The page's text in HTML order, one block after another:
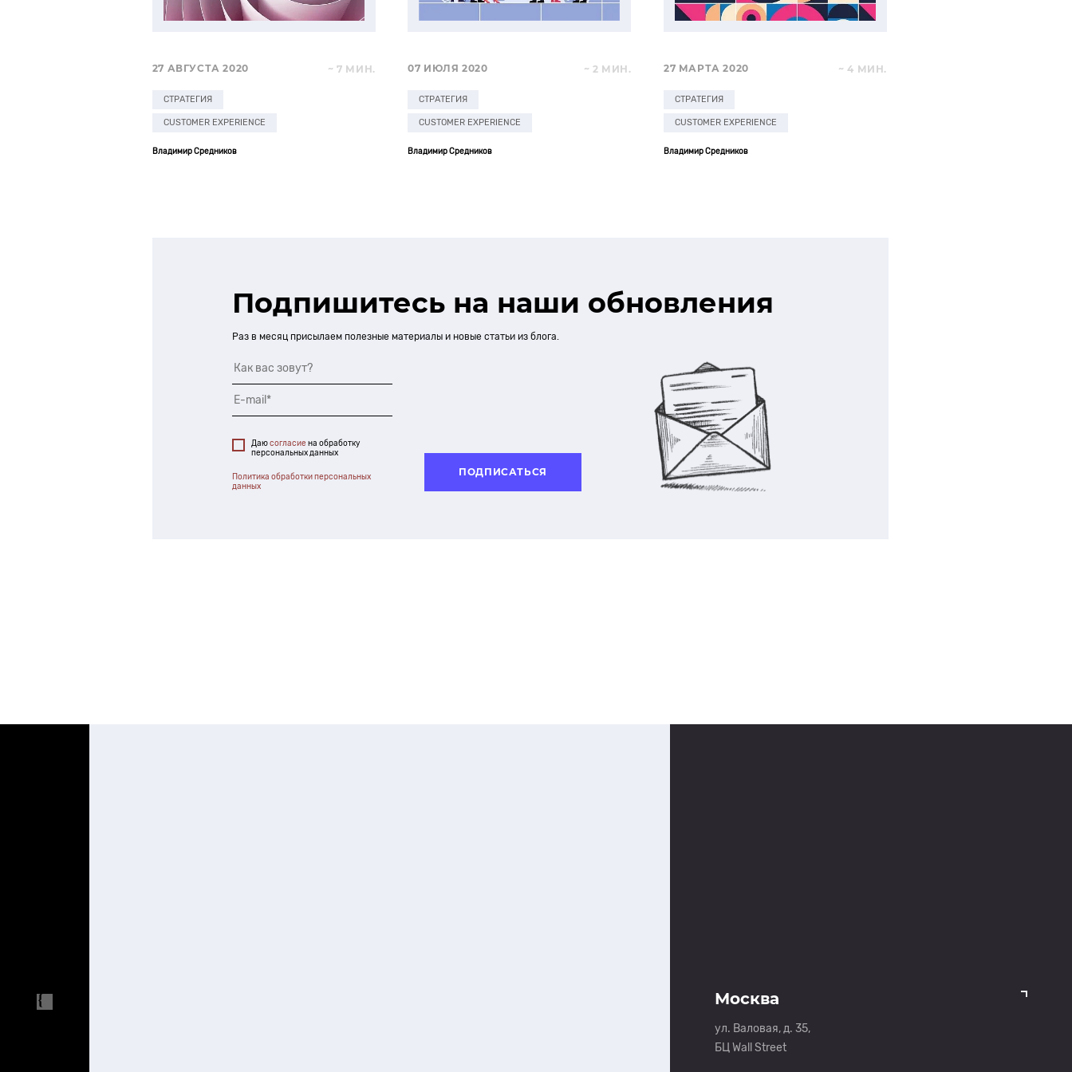
~ 7 МИН.
27 АВГУСТА 2020
СТРАТЕГИЯ
CUSTOMER EXPERIENCE
Владимир Средников
~ 2 МИН.
07 ИЮЛЯ 2020
СТРАТЕГИЯ
CUSTOMER EXPERIENCE
Владимир Средников
~ 4 МИН.
27 МАРТА 2020
СТРАТЕГИЯ
CUSTOMER EXPERIENCE
Владимир Средников
Подпишитесь на наши обновления
Раз в месяц присылаем полезные материалы и новые статьи из блога.
Даюсогласие на обработку
персональных данных
Политика обработки персональных
данных
ПОДПИСАТЬСЯ
Москва
ул. Валовая, д. 35,
БЦ Wall Street